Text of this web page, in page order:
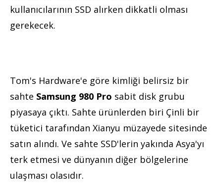
kullanıcılarının SSD alırken dikkatli olması
gerekecek.
Tom's Hardware'e göre kimliği belirsiz bir
sahte Samsung 980 Pro sabit disk grubu
piyasaya çıktı. Sahte ürünlerden biri Çinli bir
tüketici tarafından Xianyu müzayede sitesinde
satın alındı. Ve sahte SSD'lerin yakında Asya'yı
terk etmesi ve dünyanın diğer bölgelerine
ulaşması olasıdır.